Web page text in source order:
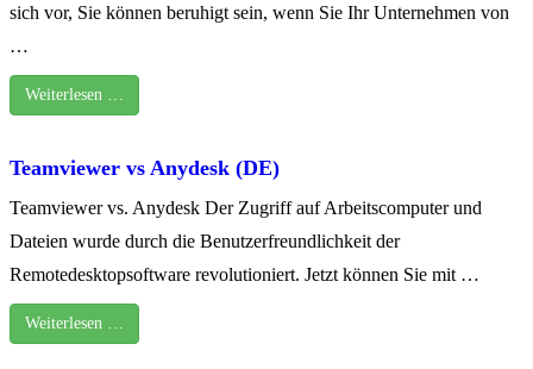
sich vor, Sie können beruhigt sein, wenn Sie Ihr Unternehmen von
…
Weiterlesen …
Teamviewer vs Anydesk (DE)
Teamviewer vs. Anydesk Der Zugriff auf Arbeitscomputer und
Dateien wurde durch die Benutzerfreundlichkeit der
Remotedesktopsoftware revolutioniert. Jetzt können Sie mit …
Weiterlesen …